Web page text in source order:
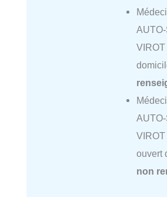
ouvert
non